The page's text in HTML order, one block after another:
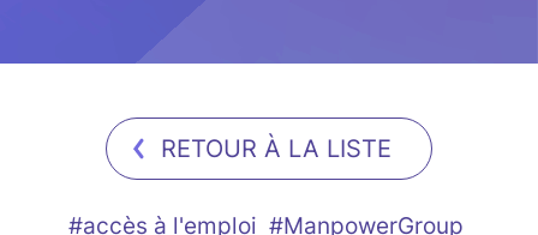
RETOUR À LA LISTE
#accès à l'emploi #ManpowerGroup